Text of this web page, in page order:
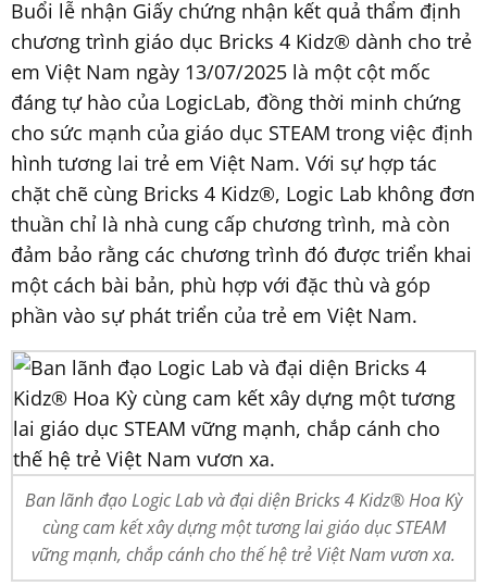
Buổi lễ nhận Giấy chứng nhận kết quả thẩm định
chương trình giáo dục Bricks 4 Kidz® dành cho trẻ
em Việt Nam ngày 13/07/2025 là một cột mốc
đáng tự hào của LogicLab, đồng thời minh chứng
cho sức mạnh của giáo dục STEAM trong việc định
hình tương lai trẻ em Việt Nam. Với sự hợp tác
chặt chẽ cùng Bricks 4 Kidz®, Logic Lab không đơn
thuần chỉ là nhà cung cấp chương trình, mà còn
đảm bảo rằng các chương trình đó được triển khai
một cách bài bản, phù hợp với đặc thù và góp
phần vào sự phát triển của trẻ em Việt Nam.
Ban lãnh đạo Logic Lab và đại diện Bricks 4 Kidz® Hoa Kỳ
cùng cam kết xây dựng một tương lai giáo dục STEAM
vững mạnh, chắp cánh cho thế hệ trẻ Việt Nam vươn xa.